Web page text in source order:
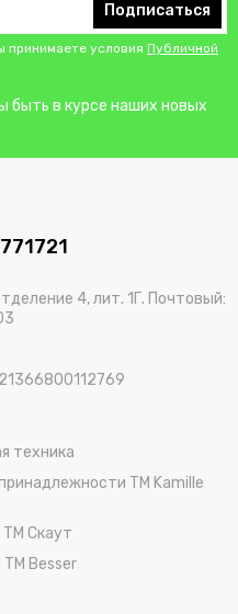
Подписаться
принимаете условия Публичной
быть в курсе наших новых
4, лит. 1Г. Почтовый:
техника
TM Kamille
Скаут
Besser